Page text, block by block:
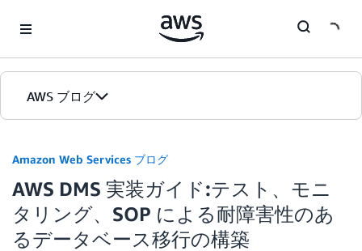
AWS ブログ
カテゴリ
エディション
Amazon Web Services ブログ
AWS DMS 実装ガイド:テスト、モニ
タリング、SOP による耐障害性のあ
るデータベース移行の構築